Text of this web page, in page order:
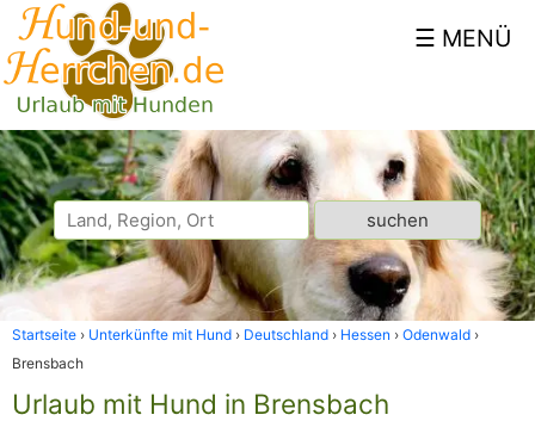
Startseite Unterkünfte mit Hund Deutschland Hessen
Odenwald
Brensbach
Urlaub mit Hund in Brensbach